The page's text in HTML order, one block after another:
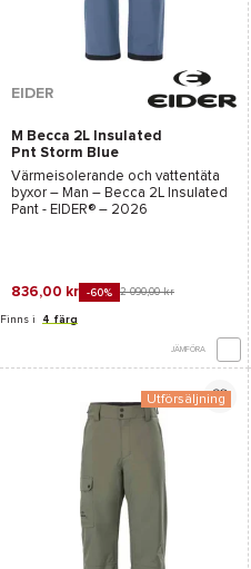
EIDER
M Becca 2L Insulated
Pnt Storm Blue
Värmeisolerande och vattentäta
byxor – Man – Becca 2L Insulated
Pant - EIDER® – 2026
836,00 kr -60% 2 090,00 kr
Finns i 4 färg
JÄMFÖRA
Utförsäljning